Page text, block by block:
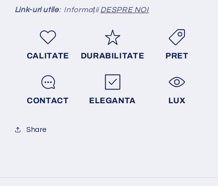
Link-uri utile: InformațiiDESPRE NOI
CALITATE DURABILITATE PRET
CONTACT ELEGANTA LUX
Share